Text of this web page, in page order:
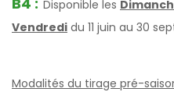
Disponible les
Vendredi du 11 juin au 30
Modalités du tirage pré-